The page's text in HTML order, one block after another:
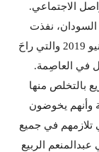
الاجتماعي.
نفذت
قوات الدعم السريع مجزرة القيادة العامة في يونيو 2019 والتي راحَ
بالتخلص منها
وأنهم يخوضون
تلازمهم في جميع
الربيع